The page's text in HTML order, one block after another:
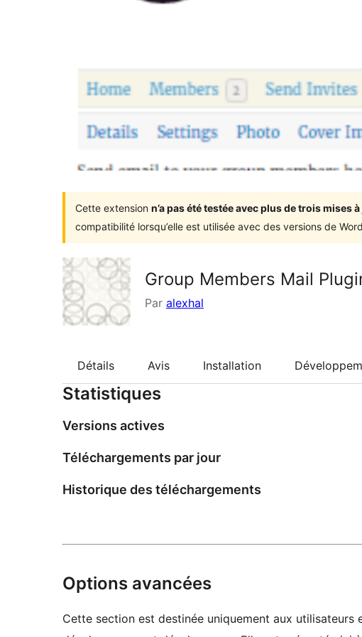
Cette extension n’a pas été testée avec plus de trois mises
compatibilité lorsqu’elle est utilisée avec des versions de
Group Members Mail
Par alexhal
Détails Avis Installation
Statistiques
Versions actives
Téléchargements par jour
Historique des téléchargements
Options avancées
Cette section est destinée uniquement aux utilisateurs